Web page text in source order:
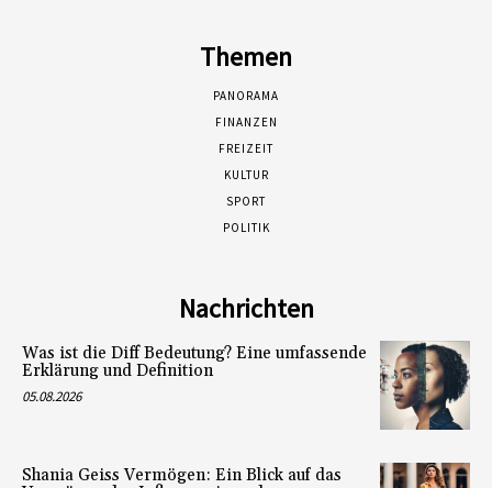
Themen
PANORAMA
FINANZEN
FREIZEIT
KULTUR
SPORT
POLITIK
Nachrichten
Was ist die Diff Bedeutung? Eine umfassende
Erklärung und Definition
05.08.2026
Shania Geiss Vermögen: Ein Blick auf das